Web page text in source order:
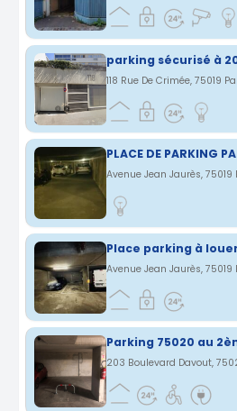
118 Rue De Crimée, 75019
PLACE DE PARKING
Avenue Jean Jaurès, 75019
Place parking à louer
Avenue Jean Jaurès, 75019
Parking 75020 au
203 Boulevard Davout,